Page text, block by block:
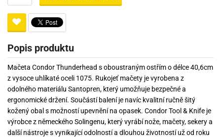
Popis produktu
Mačeta Condor Thunderhead s oboustraným ostřím o délce 40,6cm
z vysoce uhlíkaté oceli 1075. Rukojeť mačety je vyrobena z
odolného materiálu Santopren, který umožňuje bezpečné a
ergonomické držení. Součástí balení je navíc kvalitní ručně šitý
kožený obal s možností upevnění na opasek. Condor Tool & Knife je
výrobce z německého Solingenu, který vyrábí nože, mačety, sekery a
další nástroje s vynikající odolností a dlouhou životností už od roku